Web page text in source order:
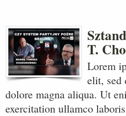
T.
Lorem
elit, sed
dolore magna aliqua. Ut
exercitation ullamco